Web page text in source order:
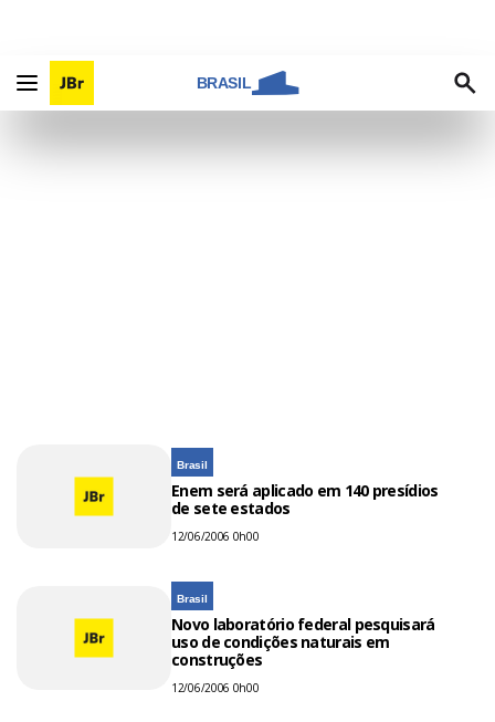
BRASIL
Brasil
Enem será aplicado em 140 presídios
de sete estados
12/06/2006 0h00
Brasil
Novo laboratório federal pesquisará
uso de condições naturais em
construções
12/06/2006 0h00